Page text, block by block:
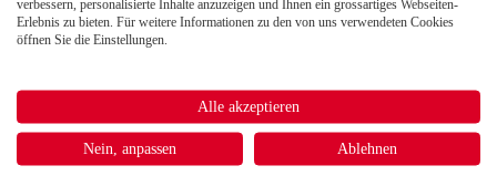
Schnellansicht
Schnur farbig 50m
CHF5.50 inkl. MwSt
ADRESSE
verbessern, personalisierte Inhalte anzuzeigen und Ihnen ein grossartiges Webseiten-
Erlebnis zu bieten. Für weitere Informationen zu den von uns verwendeten Cookies
öffnen Sie die Einstellungen.
Alle akzeptieren
Nein, anpassen Ablehnen